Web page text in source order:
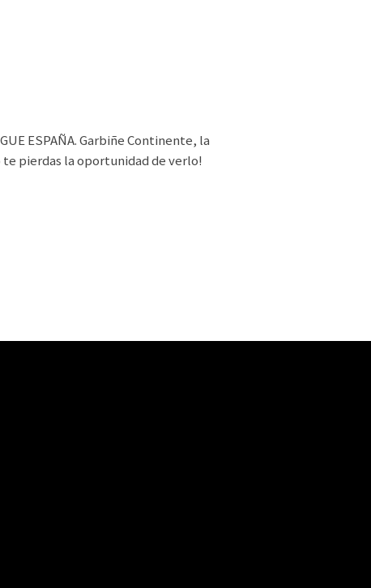
ESPAÑA. Garbiñe Continente, la
pierdas la oportunidad de verlo!